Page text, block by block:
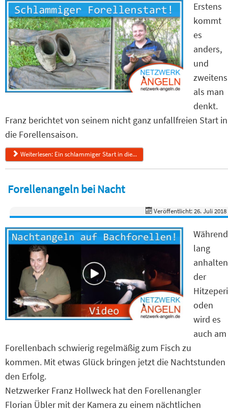
Erstens
kommt
es
anders,
und
zweitens
als man
denkt.
Franz berichtet von seinem nicht ganz unfallfreien Start in
die Forellensaison.
Weiterlesen: Ein schlammiger Start in die...
Forellenangeln bei Nacht
Veröffentlicht: 26. Juli 2018
Während
lang
anhalten
der
Hitzeperi
oden
wird es
auch am
Forellenbach schwierig regelmäßig zum Fisch zu
kommen. Mit etwas Glück bringen jetzt die Nachtstunden
den Erfolg.
Netzwerker Franz Hollweck hat den Forellenangler
Florian Übler mit der Kamera zu einem nächtlichen